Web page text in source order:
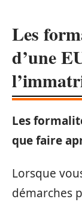
Les
d’une
Les
que faire
Lorsque
démarches